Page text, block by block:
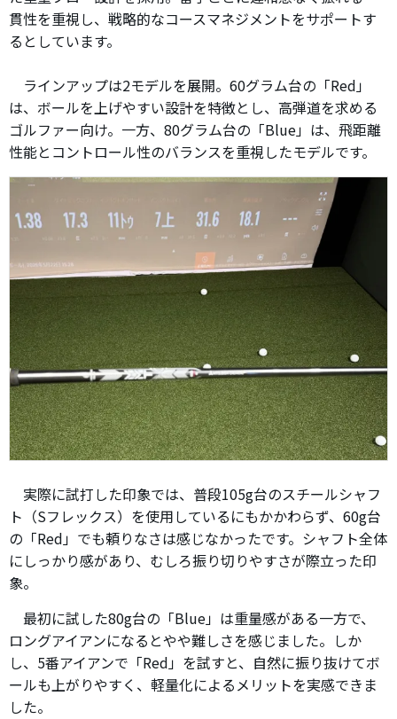
貫性を重視し、戦略的なコースマネジメントをサポートす
るとしています。
ラインアップは2モデルを展開。60グラム台の「Red」
は、ボールを上げやすい設計を特徴とし、高弾道を求める
ゴルファー向け。一方、80グラム台の「Blue」は、飛距離
性能とコントロール性のバランスを重視したモデルです。
実際に試打した印象では、普段105g台のスチールシャフ
ト（Sフレックス）を使用しているにもかかわらず、60g台
の「Red」でも頼りなさは感じなかったです。シャフト全体
にしっかり感があり、むしろ振り切りやすさが際立った印
象。
最初に試した80g台の「Blue」は重量感がある一方で、
ロングアイアンになるとやや難しさを感じました。しか
し、5番アイアンで「Red」を試すと、自然に振り抜けてボ
ールも上がりやすく、軽量化によるメリットを実感できま
した。